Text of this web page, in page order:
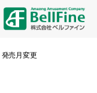
発売月変更